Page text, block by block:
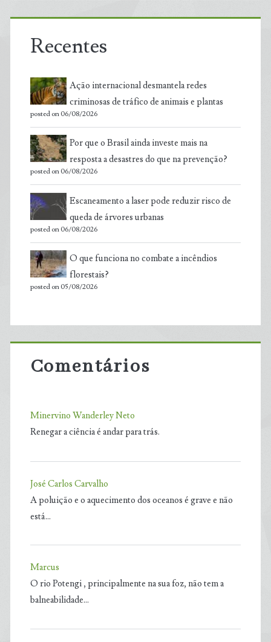
Recentes
Ação internacional desmantela redes
criminosas de tráfico de animais e plantas
posted on 06/08/2026
Por que o Brasil ainda investe mais na
resposta a desastres do que na prevenção?
posted on 06/08/2026
Escaneamento a laser pode reduzir risco de
queda de árvores urbanas
posted on 06/08/2026
O que funciona no combate a incêndios
florestais?
posted on 05/08/2026
Comentários
Minervino Wanderley Neto
Renegar a ciência é andar para trás.
José Carlos Carvalho
A poluição e o aquecimento dos oceanos é grave e não
está…
Marcus
O rio Potengi , principalmente na sua foz, não tem a
balneabilidade…